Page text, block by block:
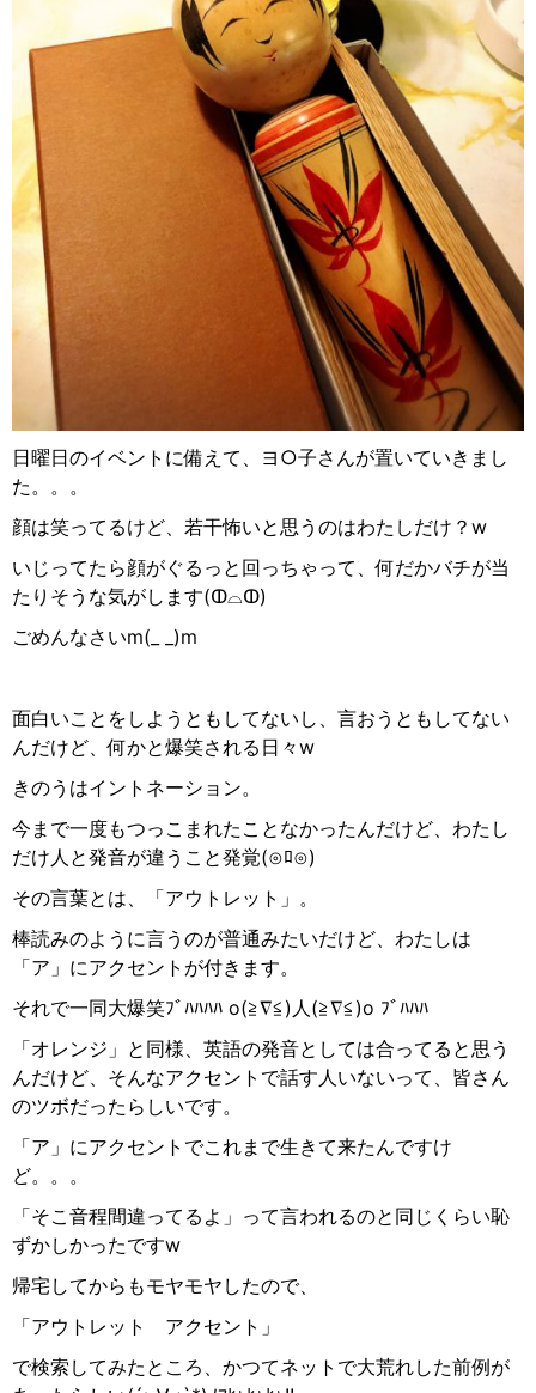
日曜日のイベントに備えて、ヨ ○子さんが置いていきまし
た。。。
顔は笑ってるけど、若干怖いと思うのはわたしだけ？ w
いじってたら顔がぐるっと回っちゃって、何だかバチが当
たりそうな気がします(ↀ︎⌓︎ↀ︎)
ごめんなさいm(_ _)m
面白いことをしようともしてないし、言おうともしてない
んだけど、何かと爆笑される日々w
きのうはイントネーション。
今まで一度もつっこまれたことなかったんだけど、わたし
だけ人と発音が違うこと発覚(⊙︎ﾛ⊙︎)
その言葉とは、「アウトレット」。
棒読みのように言うのが普通みたいだけど、わたしは
「ア」にアクセントが付きます。
それで一同大爆笑ﾌﾞﾊﾊﾊﾊ o(≧︎∇︎≦︎ ) 人 (≧︎∇︎≦︎ )o ﾌﾞﾊﾊﾊ
「オレンジ」と同様、英語の発音としては合ってると思う
んだけど、そんなアクセントで話す人いないって、皆さん
のツボだったらしいです。
「ア」にアクセントでこれまで生きて来たんですけ
ど。。。
「そこ音程間違ってるよ」って言われるのと同じくらい恥
ずかしかったですw
帰宅してからもモヤモヤしたので、
「アウトレット アクセント」
で検索してみたところ、かつてネットで大荒れした前例が